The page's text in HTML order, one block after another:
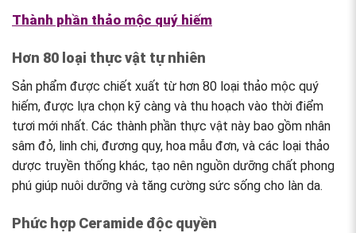
Thành phần thảo mộc quý hiếm
Hơn 80 loại thực vật tự nhiên
Sản phẩm được chiết xuất từ hơn 80 loại thảo mộc quý
hiếm, được lựa chọn kỹ càng và thu hoạch vào thời điểm
tươi mới nhất. Các thành phần thực vật này bao gồm nhân
sâm đỏ, linh chi, đương quy, hoa mẫu đơn, và các loại thảo
dược truyền thống khác, tạo nên nguồn dưỡng chất phong
phú giúp nuôi dưỡng và tăng cường sức sống cho làn da.
Phức hợp Ceramide độc quyền